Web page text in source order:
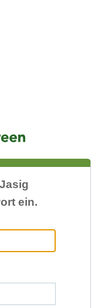
ein.